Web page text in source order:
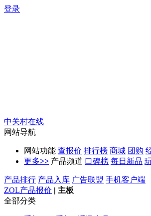
登录
中关村在线
网站导航
网站功能 查报价 排行榜 商城 团购
更多>> 产品频道 口碑榜 每日新品
产品排行 产品入库 广告联盟 手机客户端
ZOL产品报价 | 主板
全部分类